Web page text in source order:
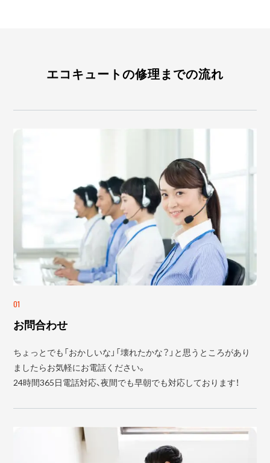
エコキュートの修理までの流れ
01
お問合わせ
ちょっとでも「おかしいな」「壊れたかな？」と思うところがあり
ましたらお気軽にお電話ください。
24時間365日電話対応、夜間でも早朝でも対応しております！